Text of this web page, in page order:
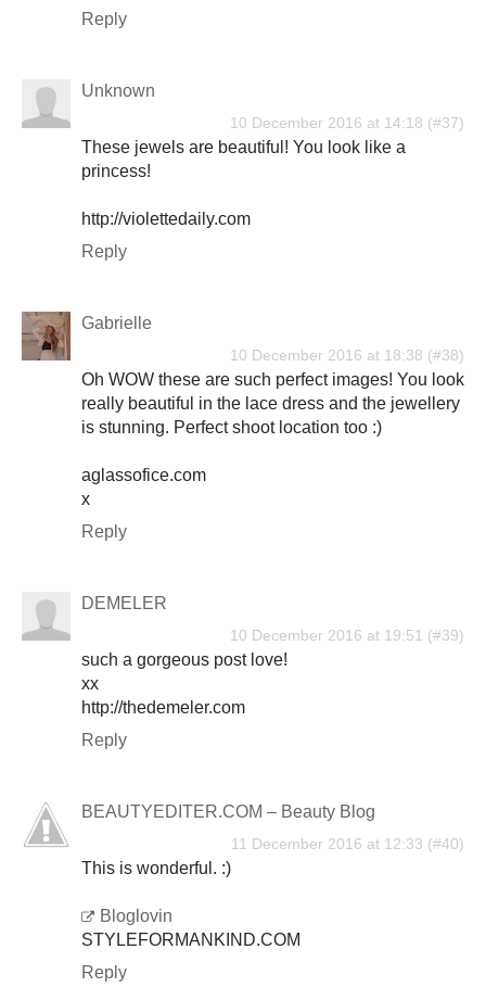
Reply
Unknown
10 December 2016 at 14:18
These jewels are beautiful! You look like a
princess!
http://violettedaily.com
Reply
Gabrielle
10 December 2016 at 18:38
Oh WOW these are such perfect images! You look
really beautiful in the lace dress and the jewellery
is stunning. Perfect shoot location too :)
aglassofice.com
x
Reply
DEMELER
10 December 2016 at 19:51
such a gorgeous post love!
xx
http://thedemeler.com
Reply
BEAUTYEDITER.COM – Beauty Blog
11 December 2016 at 12:33
This is wonderful. :)
Bloglovin
STYLEFORMANKIND.COM
Reply